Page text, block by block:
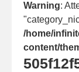
Warning:
/home/
content/